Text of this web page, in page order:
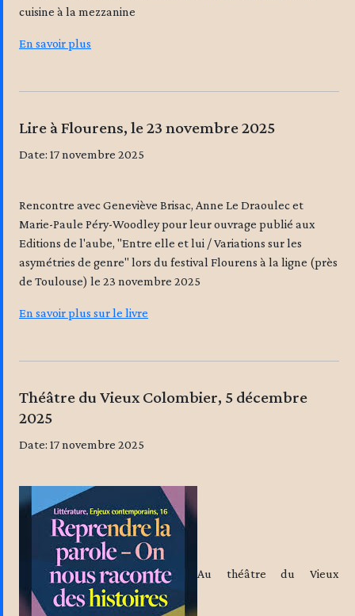
cuisine à la mezzanine
En savoir plus
Lire à Flourens, le 23 novembre 2025
Date: 17 novembre 2025
Rencontre avec Geneviève Brisac, Anne Le Draoulec et
Marie-Paule Péry-Woodley pour leur ouvrage publié aux
Editions de l'aube, "Entre elle et lui / Variations sur les
asymétries de genre" lors du festival Flourens à la ligne (près
de Toulouse) le 23 novembre 2025
En savoir plus sur le livre
Théâtre du Vieux Colombier, 5 décembre
2025
Date: 17 novembre 2025
Au théâtre du Vieux